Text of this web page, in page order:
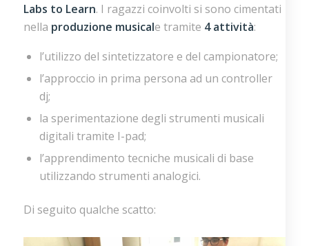
Labs to Learn. I ragazzi coinvolti si sono cimentati
nella produzione musicale tramite 4 attività:
l’utilizzo del sintetizzatore e del campionatore;
l’approccio in prima persona ad un controller
dj;
la sperimentazione degli strumenti musicali
digitali tramite I-pad;
l’apprendimento tecniche musicali di base
utilizzando strumenti analogici.
Di seguito qualche scatto: